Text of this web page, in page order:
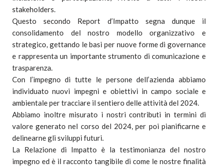
stakeholders.
Questo secondo Report d’Impatto segna dunque il
consolidamento del nostro modello organizzativo e
strategico, gettando le basi per nuove forme di governance
e rappresenta un importante strumento di comunicazione e
trasparenza.
Con l’impegno di tutte le persone dell’azienda abbiamo
individuato nuovi impegni e obiettivi in campo sociale e
ambientale per tracciare il sentiero delle attività del 2024.
Abbiamo inoltre misurato i nostri contributi in termini di
valore generato nel corso del 2024, per poi pianificarne e
delinearne gli sviluppi futuri.
La Relazione di Impatto è la testimonianza del nostro
impegno ed è il racconto tangibile di come le nostre finalità